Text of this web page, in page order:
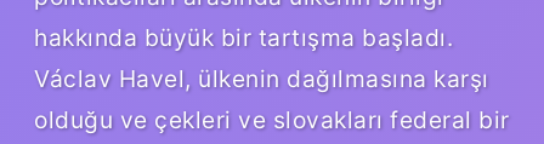
hakkında büyük bir tartışma başladı.
Václav Havel, ülkenin dağılmasına karşı
olduğu ve çekleri ve slovakları federal bir